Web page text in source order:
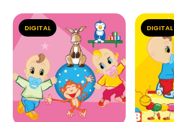
DIGITAL DIGITAL